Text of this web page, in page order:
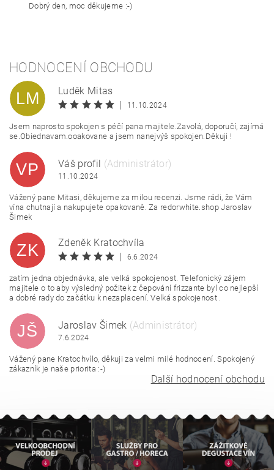
Dobrý den, moc děkujeme :-)
HODNOCENÍ OBCHODU
LM
Luděk Mitas
|
11.10.2024
Jsem naprosto spokojen s péčí pana majitele.Zavolá, doporučí, zajímá
se.Obiednavam.ooakovane a jsem nanejvýš spokojen.Děkuji !
VP Váš profil (Administrátor)
11.10.2024
Vážený pane Mitasi, děkujeme za milou recenzi. Jsme rádi, že Vám
vína chutnají a nakupujete opakovaně. Za redorwhite.shop Jaroslav
Šimek
ZK
Zdeněk Kratochvíla
|
6.6.2024
zatím jedna objednávka, ale velká spokojenost. Telefonický zájem
majitele o to aby výsledný požitek z čepování frizzante byl co nejlepší
a dobré rady do začátku k nezaplacení. Velká spokojenost .
JŠ Jaroslav Šimek (Administrátor)
7.6.2024
Vážený pane Kratochvílo, děkuji za velmi milé hodnocení. Spokojený
zákazník je naše priorita :-)
Další hodnocení obchodu